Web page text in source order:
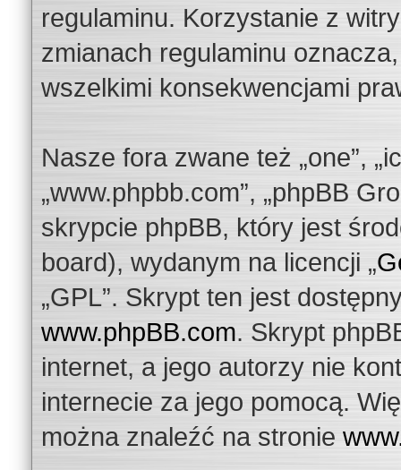
regulaminu. Korzystanie z
zmianach regulaminu
wszelkimi konsekwencjami
Nasze fora zwane też „one”,
„www.phpbb.com”, „phpBB
skrypcie phpBB, który jest
board), wydanym na licencji „
„GPL”. Skrypt ten jest
www.phpBB.com. Skrypt
internet, a jego autorzy nie
internecie za jego pomocą.
można znaleźć na stronie